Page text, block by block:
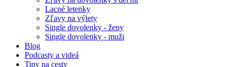
Lacné letenky
Zľavy na výlety
Single dovolenky - ženy
Single dovolenky - muži
Blog
Podcasty a videá
Tipy na cesty